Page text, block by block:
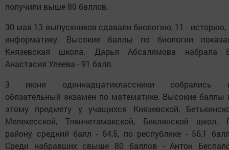
получили выше 80 баллов.
30 мая 13 выпускников сдавали биологию, 11 - историю,
информатику. Высокие баллы по биологии
Князевская школа. Дарья Абсалямова набрала
Анастасия Улеева - 91 балл.
3 июня одиннадцатиклассники собрались
обязательный экзамен по математике. Высокие баллы
этому предмету у учащихся Князевской,
Мелекесской, Тлянчетамакской, Биклянской школ.
району средний балл - 64,5, по республике - 56,1
Среди набравших свыше 80 баллов - Антон